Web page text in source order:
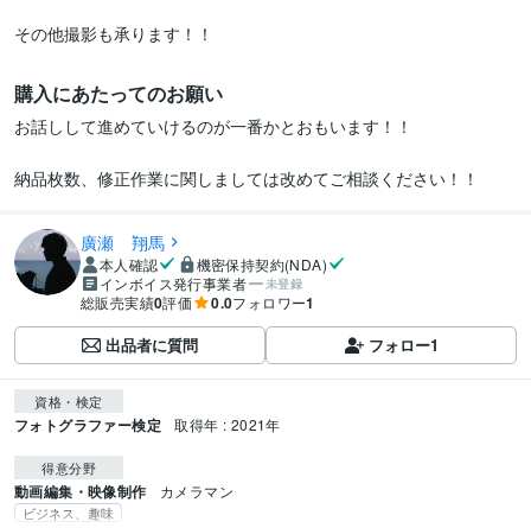
その他撮影も承ります！！
購入にあたってのお願い
お話しして進めていけるのが一番かとおもいます！！
廣瀬 翔馬
本人確認
機密保持契約(NDA)
インボイス発行事業者
未登録
総販売実績0評価 0.0フォロワー1
出品者に質問 フォロー1
資格・検定
フォトグラファー検定 取得年 : 2021年
得意分野
動画編集・映像制作 カメラマン
ビジネス、趣味